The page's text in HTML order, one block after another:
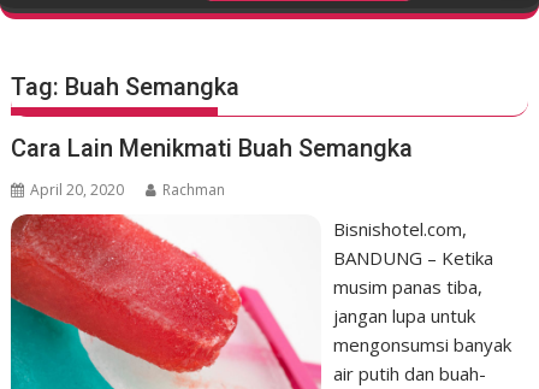
t
Tag: Buah Semangka
Cara Lain Menikmati Buah Semangka
April 20, 2020 Rachman
Bisnishotel.com,
BANDUNG – Ketika
musim panas tiba,
jangan lupa untuk
mengonsumsi banyak
air putih dan buah-